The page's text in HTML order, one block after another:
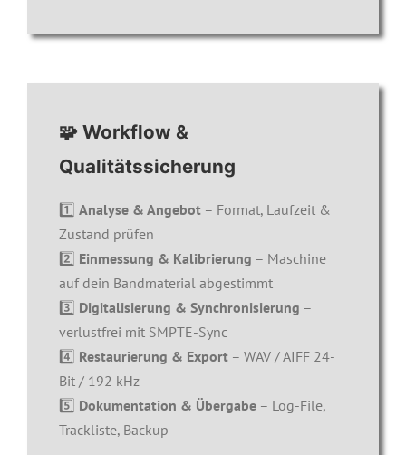
🧩 Workflow &
Qualitätssicherung
1️⃣ Analyse & Angebot– Format, Laufzeit &
Zustand prüfen
2️⃣ Einmessung & Kalibrierung – Maschine
auf dein Bandmaterial abgestimmt
3️⃣ Digitalisierung & Synchronisierung –
verlustfrei mit SMPTE-Sync
4️⃣ Restaurierung & Export– WAV / AIFF 24-
Bit / 192 kHz
5️⃣ Dokumentation & Übergabe– Log-File,
Trackliste, Backup